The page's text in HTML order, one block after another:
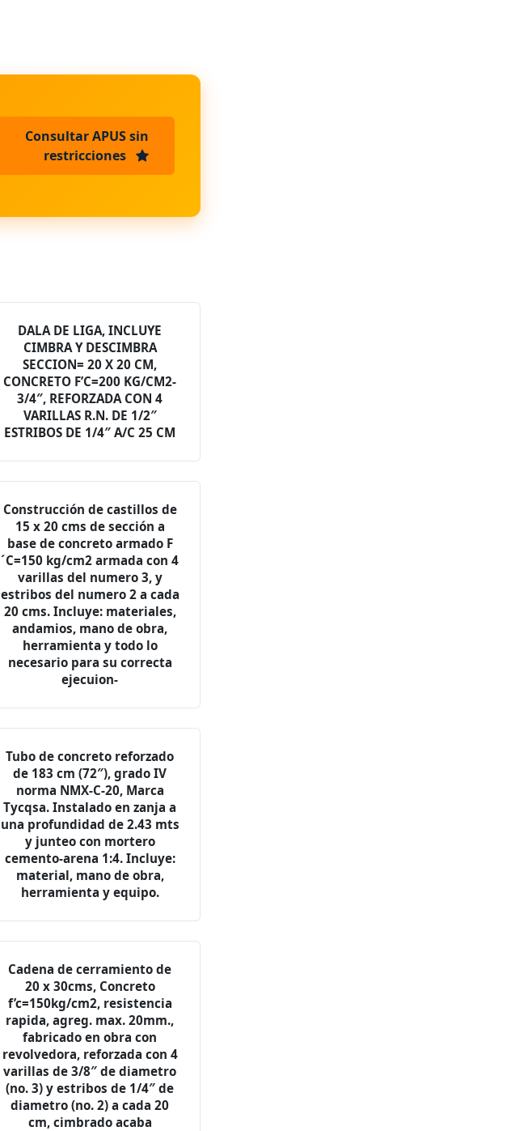
Consultar APUS sin
restricciones
DALA DE LIGA, INCLUYE
CIMBRA Y DESCIMBRA
SECCION= 20 X 20 CM,
CONCRETO F’C=200 KG/CM2-
3/4″, REFORZADA CON 4
VARILLAS R.N. DE 1/2″
ESTRIBOS DE 1/4″ A/C 25 CM
Construcción de castillos de
15 x 20 cms de sección a
base de concreto armado F
´C=150 kg/cm2 armada con 4
varillas del numero 3, y
estribos del numero 2 a cada
20 cms. Incluye: materiales,
andamios, mano de obra,
herramienta y todo lo
necesario para su correcta
ejecuion-
Tubo de concreto reforzado
de 183 cm (72″), grado IV
norma NMX-C-20, Marca
Tycqsa. Instalado en zanja a
una profundidad de 2.43 mts
y junteo con mortero
cemento-arena 1:4. Incluye:
material, mano de obra,
herramienta y equipo.
Cadena de cerramiento de
20 x 30cms, Concreto
f’c=150kg/cm2, resistencia
rapida, agreg. max. 20mm.,
fabricado en obra con
revolvedora, reforzada con 4
varillas de 3/8″ de diametro
(no. 3) y estribos de 1/4″ de
diametro (no. 2) a cada 20
cm, cimbrado acaba